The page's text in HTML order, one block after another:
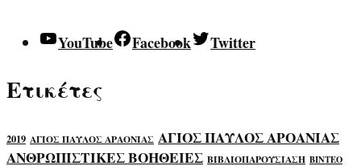
YouTube Facebook Twitter
Ετικέτες
2019 ΑΓΙΟΣ ΠΑΥΛΟΣ ΑΡΑΟΝΙΑΣ ΑΓΙΟΣ ΠΑΥΛΟΣ ΑΡΟΑΝΙΑΣ
ΑΝΘΡΩΠΙΣΤΙΚΕΣ ΒΟΗΘΕΙΕΣ ΒΙΒΛΙΟΠΑΡΟΥΣΙΑΣΗ ΒΙΝΤΕΟ